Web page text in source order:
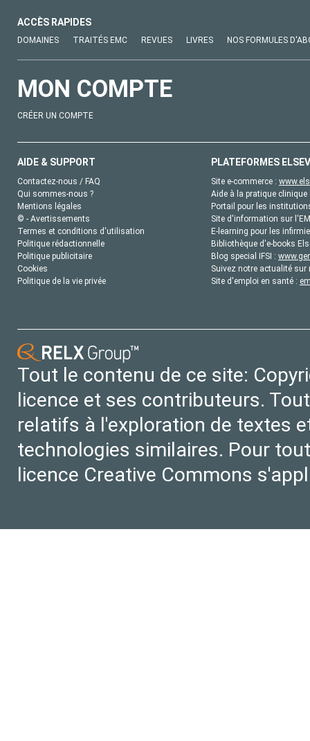
ACCÈS RAPIDES
DOMAINES TRAITÉS EMC REVUES LIVRES NOS FORMULES
MON COMPTE
CRÉER UN COMPTE
AIDE & SUPPORT
Contactez-nous / FAQ
Qui sommes-nous ?
Mentions légales
© - Avertissements
Termes et conditions d'utilisation
Politique rédactionnelle
Politique publicitaire
Cookies
Politique de la vie privée
PLATEFORMES
Site e-commerce :
Aide à la pratique
Portail pour les
Site d'information sur
E-learning pour les
Bibliothèque d'e-books
Blog special IFSI :
Suivez notre actualité sur
Site d'emploi en santé :
Tout le contenu de ce site:
licence et ses contributeurs.
relatifs à l'exploration de textes
technologies similaires. Pour
licence Creative Commons